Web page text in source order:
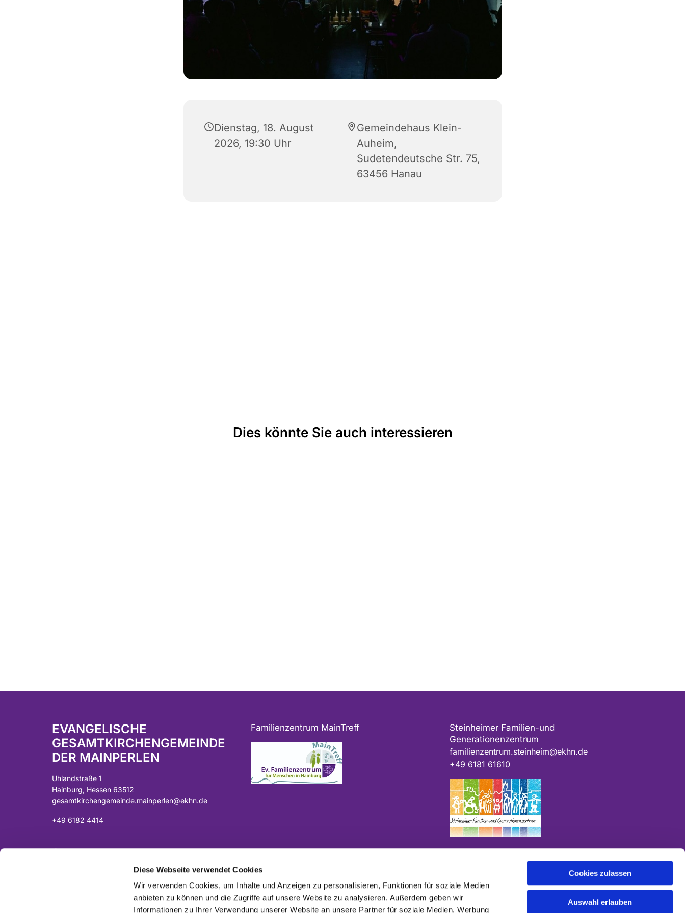
Diese Webseite verwendet Cookies
Wir verwenden Cookies, um Inhalte und Anzeigen zu personalisieren, Funktionen für soziale Medien
anbieten zu können und die Zugriffe auf unsere Website zu analysieren. Außerdem geben wir
Informationen zu Ihrer Verwendung unserer Website an unsere Partner für soziale Medien, Werbung
Cookies zulassen
Auswahl erlauben
Dienstag, 18. August
2026, 19:30 Uhr
Gemeindehaus Klein-
Auheim,
Sudetendeutsche Str. 75,
63456 Hanau
Dies könnte Sie auch interessieren
EVANGELISCHE
GESAMTKIRCHENGEMEINDE
DER MAINPERLEN
Uhlandstraße 1
Hainburg, Hessen 63512
gesamtkirchengemeinde.mainperlen@ekhn.de
+49 6182 4414
Spendenkonto:
DE07 5065 2124 0001 0040 43
Sparkasse Langen-Seligenstadt
Familienzentrum MainTreff
ggf. das Projekt und/oder die Kirchengemeinde an.
Steinheimer Familien-und
Generationenzentrum
familienzentrum.steinheim@ekhn.de
+49 6181 61610